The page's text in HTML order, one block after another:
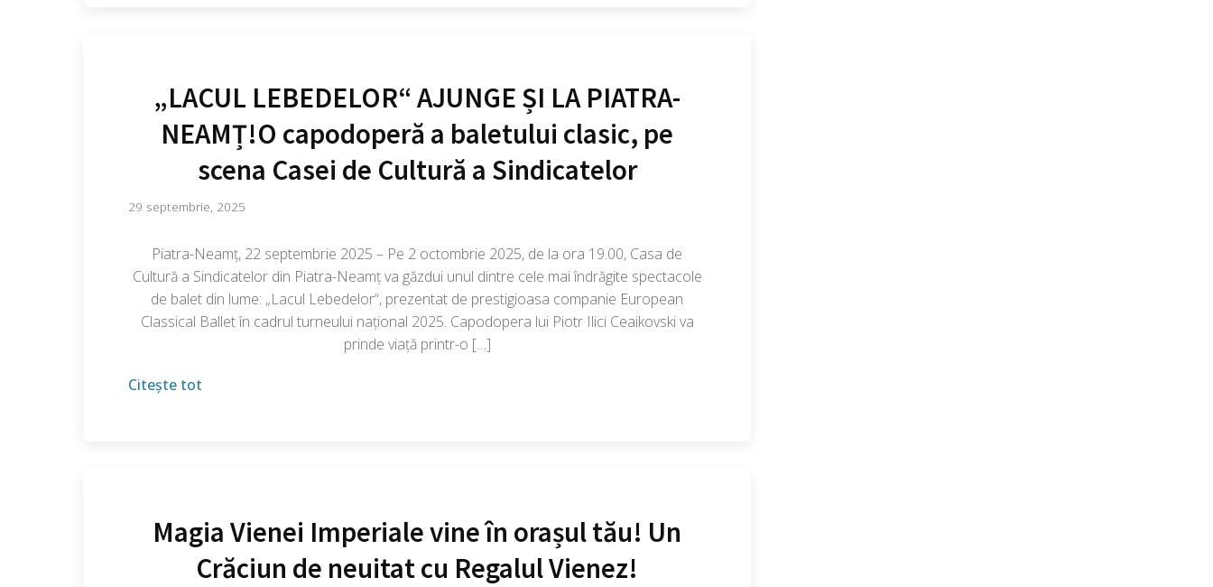
„LACUL LEBEDELOR“ AJUNGE ȘI LA PIATRA-
NEAMȚ!O capodoperă a baletului clasic, pe
scena Casei de Cultură a Sindicatelor
29 septembrie, 2025
Piatra-Neamț, 22 septembrie 2025 – Pe 2 octombrie 2025, de la ora 19.00, Casa de
Cultură a Sindicatelor din Piatra-Neamț va găzdui unul dintre cele mai îndrăgite spectacole
de balet din lume: „Lacul Lebedelor“, prezentat de prestigioasa companie European
Classical Ballet în cadrul turneului național 2025. Capodopera lui Piotr Ilici Ceaikovski va
prinde viață printr-o […]
Citește tot
Magia Vienei Imperiale vine în orașul tău! Un
Crăciun de neuitat cu Regalul Vienez!